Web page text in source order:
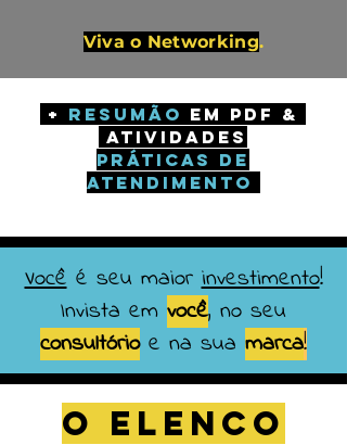
Viva o Networking.
+ Resumão em pdf &
Atividades
práticas de
atendimento
Vocêé seu maiorinvestimento!
Invista em você, no seu
consultórioe na sua marca!
O Elenco